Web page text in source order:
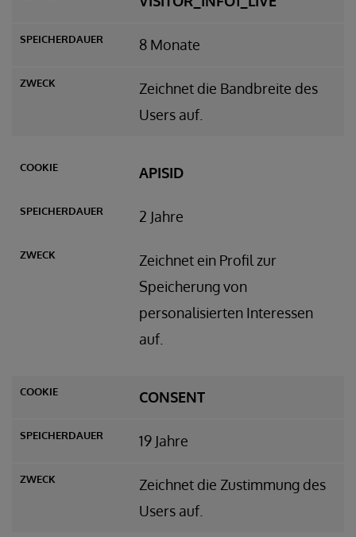
8 Monate
Zeichnet die Bandbreite des
Users auf.
APISID
2 Jahre
Zeichnet ein Profil zur
Speicherung von
personalisierten Interessen
auf.
CONSENT
19 Jahre
Zeichnet die Zustimmung des
Users auf.